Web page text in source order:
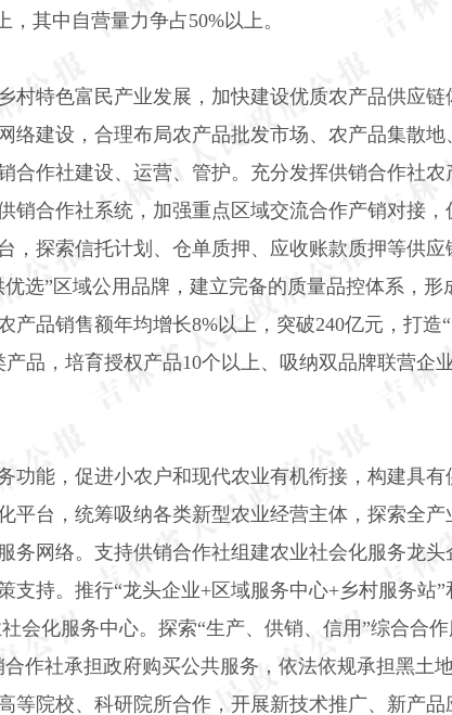
，其中自营量力争占50%以上。
村特色富民产业发展，加快建设优质农产品供应
络建设，合理布局农产品批发市场、农产品集散
合作社建设、运营、管护。充分发挥供销合作社
销合作社系统，加强重点区域交流合作产销对接
，探索信托计划、仓单质押、应收账款质押等供
选”区域公用品牌，建立完备的质量品控体系，形
产品销售额年均增长8%以上，突破240亿元，打造“
产品，培育授权产品10个以上、吸纳双品牌联营企
功能，促进小农户和现代农业有机衔接，构建具
平台，统筹吸纳各类新型农业经营主体，探索全
务网络。支持供销合作社组建农业社会化服务龙
支持。推行“龙头企业+区域服务中心+乡村服务站
会化服务中心。探索“生产、供销、信用”综合合
作社承担政府购买公共服务，依法依规承担黑土
等院校、科研院所合作，开展新技术推广、新产